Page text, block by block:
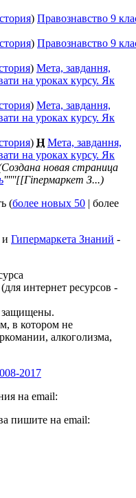
) Правознавство 9
) Правознавство 9
) Мета, завдання,
на уроках курсу. Як
) Мета, завдання,
на уроках курсу. Як
) Н Мета, завдання,
на уроках курсу. Як
новая страница
''''''[[Гіпермаркет З...)
(более новых 50 | более
и Гипермаркета Знаний -
интернет ресурсов -
защищены.
в котором не
алкоголизма,
2017
на email:
пишите на email: